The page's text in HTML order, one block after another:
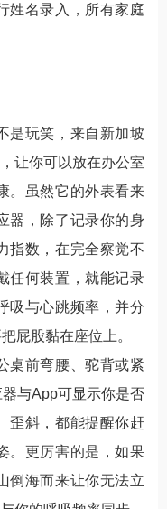
姓名录入，所有家庭
是玩笑，来自新加坡
让你可以放在办公室
。虽然它的外表看来
器，除了记录你的身
指数，在完全察觉不
任何装置，就能记录
吸与心跳频率，并分
屁股黏在座位上。
桌前弯腰、驼背或紧
与App可显示你是否
歪斜，都能提醒你赶
。更厉害的是，如果
倒海而来让你无法立